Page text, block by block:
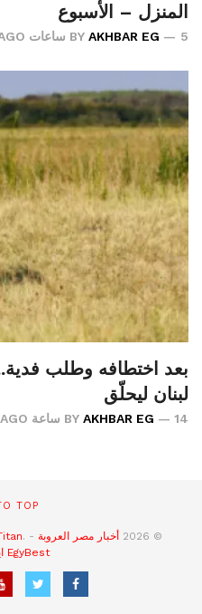
المنزل – الأسبوع
BY AKHBAR EG 5 ساعات AGO
بعد اختطافه وطلب
لبنان ليحلّق
BY AKHBAR EG 14 ساعة AGO
TOP
© 2026 أخبار مصر العروبة - Hosted & Developed by
.
EgyBest